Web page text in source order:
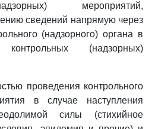
мероприятий,
сведений напрямую через
(надзорного) органа в
(надзорных)
проведения контрольного
в случае наступления
силы (стихийное